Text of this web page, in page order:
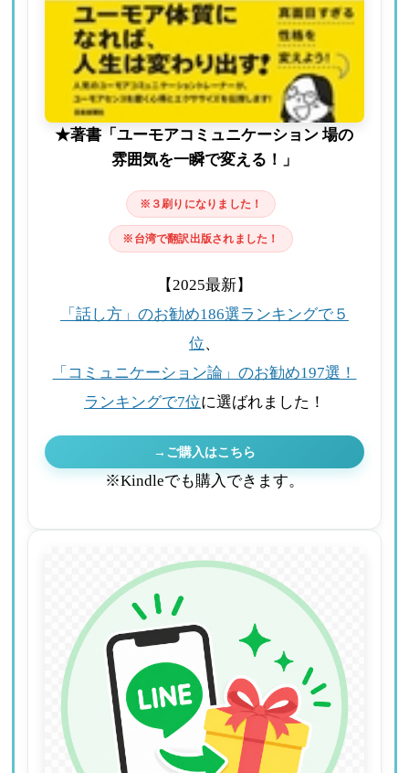
★著書「ユーモアコミュニケーション 場の
雰囲気を一瞬で変える！」
※３刷りになりました！
※台湾で翻訳出版されました！
【2025最新】
「話し方」のお勧め186選ランキングで５
位、
「コミュニケーション論」のお勧め197選！
ランキングで7位に選ばれました！
→ご購入はこちら
※Kindleでも購入できます。